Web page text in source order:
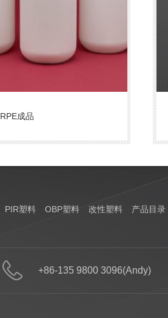
RPE成品
PIR塑料 OBP塑料 改性塑料 产品目录
+86-135 9800 3096(Andy)